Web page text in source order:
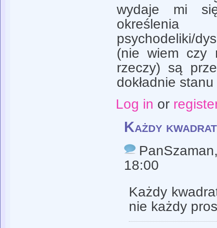
wydaje mi
określenia
psychodeliki/
(nie wiem czy
rzeczy) są
dokładnie
Log in or
Każdy
PanSzaman
18:00
Każdy
nie każdy